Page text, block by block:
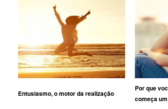
Entusiasmo, o motor da realização
Por que
começa